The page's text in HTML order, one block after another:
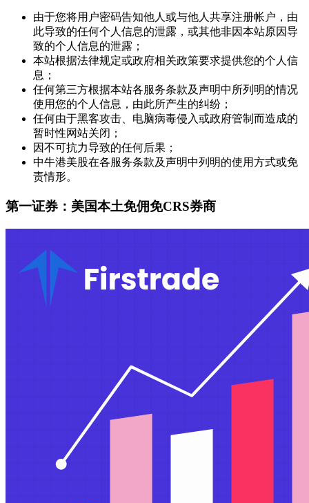
由于您将用户密码告知他人或与他人共享注册帐户，由
此导致的任何个人信息的泄露，或其他非因本站原因导
致的个人信息的泄露；
本站根据法律规定或政府相关政策要求提供您的个人信
息；
任何第三方根据本站各服务条款及声明中所列明的情况
使用您的个人信息，由此所产生的纠纷；
任何由于黑客攻击、电脑病毒侵入或政府管制而造成的
暂时性网站关闭；
因不可抗力导致的任何后果；
中牛港美股在各服务条款及声明中列明的使用方式或免
责情形。
第一证券：美国本土免佣免CRS券商